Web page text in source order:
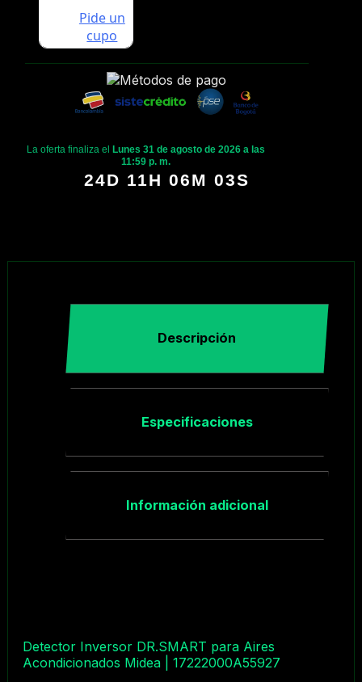
La oferta finaliza el
Lunes 31 de agosto de 2026 a las
11:59 p. m.
24D 11H 06M 03S
Descripción
Especificaciones
Información adicional
Detector Inversor DR.SMART para Aires
Acondicionados Midea | 17222000A55927